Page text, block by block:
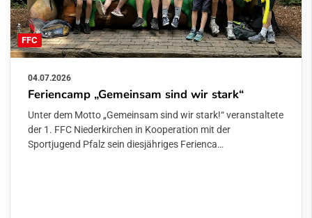
FFC
04.07.2026
Feriencamp „Gemeinsam sind wir stark“
Unter dem Motto „Gemeinsam sind wir stark!“ veranstaltete
der 1. FFC Niederkirchen in Kooperation mit der
Sportjugend Pfalz sein diesjähriges Ferienca…